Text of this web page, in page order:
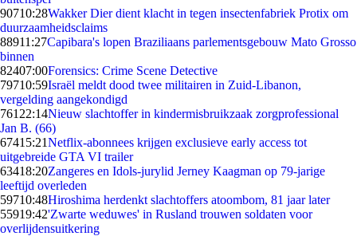
90710:28Wakker Dier dient klacht in tegen insectenfabriek Protix om
duurzaamheidsclaims
88911:27Capibara's lopen Braziliaans parlementsgebouw Mato Grosso
binnen
82407:00Forensics: Crime Scene Detective
79710:59Israël meldt dood twee militairen in Zuid-Libanon,
vergelding aangekondigd
761 22:14Nieuw slachtoffer in kindermisbruikzaak zorgprofessional
Jan B. (66)
67415:21Netflix-abonnees krijgen exclusieve early access tot
uitgebreide GTA VI trailer
63418:20Zangeres en Idols-jurylid Jerney Kaagman op 79-jarige
leeftijd overleden
59710:48Hiroshima herdenkt slachtoffers atoombom, 81 jaar later
55919:42'Zwarte weduwes' in Rusland trouwen soldaten voor
overlijdensuitkering